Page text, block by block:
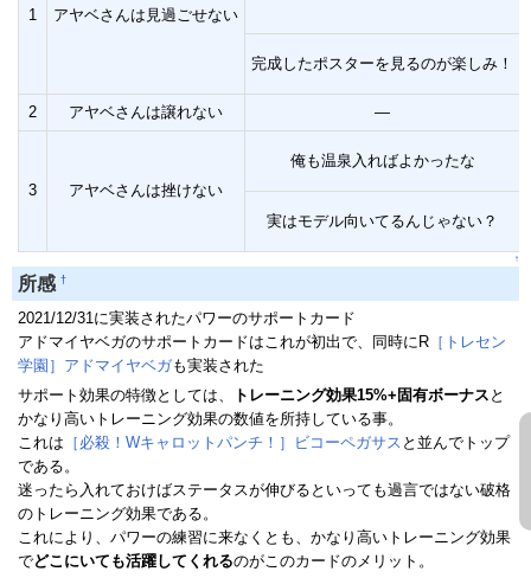
1 アヤベさんは見過ごせない
完成したポスターを見るのが楽しみ！
2 アヤベさんは譲れない ―
3 アヤベさんは挫けない
俺も温泉入ればよかったな
実はモデル向いてるんじゃない？
↑
所感 †
2021/12/31に実装されたパワーのサポートカード
アドマイヤベガのサポートカードはこれが初出で、同時にR ［トレセン
学園］アドマイヤベガも実装された
サポート効果の特徴としては、
トレーニング効果15%+固有ボーナス と
かなり高いトレーニング効果の数値を所持している事。
これは ［必殺！Wキャロットパンチ！］ビコーペガサス と並んでトップ
である。
迷ったら入れておけばステータスが伸びるといっても過言ではない破格
のトレーニング効果である。
これにより、パワーの練習に来なくとも、かなり高いトレーニング効果
でどこにいても活躍してくれるのがこのカードのメリット。